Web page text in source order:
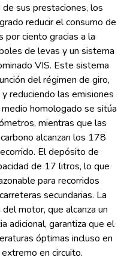
sus prestaciones, los
reducir el consumo de
por ciento gracias a la
de levas y un sistema
VIS. Este sistema
del régimen de giro,
reduciendo las emisiones
homologado se sitúa
mientras que las
alcanzan los 178
El depósito de
de 17 litros, lo que
para recorridos
secundarias. La
motor, que alcanza un
adicional, garantiza que el
óptimas incluso en
en circuito.